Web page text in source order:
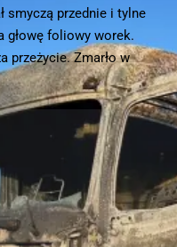
smyczą przednie i tylne
głowę foliowy worek.
przeżycie. Zmarło w